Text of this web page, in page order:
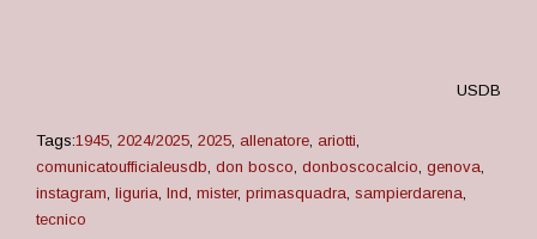
USDB
Tags:1945, 2024/2025, 2025, allenatore, ariotti,
comunicatoufficialeusdb, don bosco, donboscocalcio, genova,
instagram, liguria, lnd, mister, primasquadra, sampierdarena,
tecnico